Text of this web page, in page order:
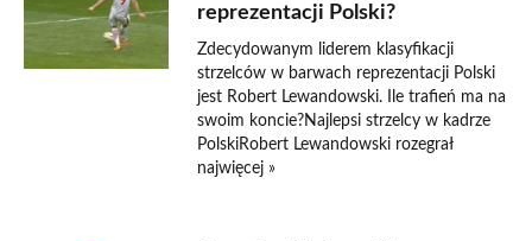
reprezentacji Polski?
Zdecydowanym liderem klasyfikacji
strzelców w barwach reprezentacji Polski
jest Robert Lewandowski. Ile trafień ma na
swoim koncie?Najlepsi strzelcy w kadrze
PolskiRobert Lewandowski rozegrał
najwięcej »